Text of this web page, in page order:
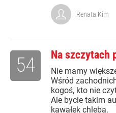
Renata Kim
Na szczytach
Nie mamy
Wśród
kogoś, kto nie
Ale bycie takim
kawałek chleba.
54